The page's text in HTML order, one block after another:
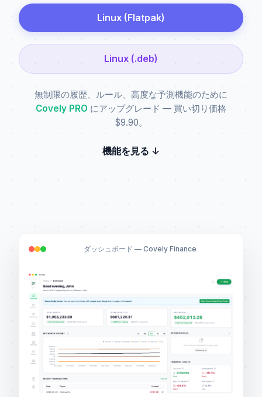
Linux (Flatpak)
Linux (.deb)
無制限の履歴、ルール、高度な予測機能のために
Covely PRO にアップグレード — 買い切り価格
$9.90。
機能を見る ↓
ダッシュボード — Covely Finance